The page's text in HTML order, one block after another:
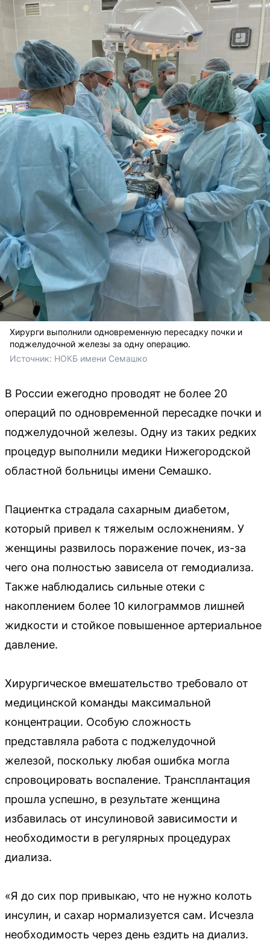
Хирурги выполнили одновременную пересадку почки и
поджелудочной железы за одну операцию.
Источник: НОКБ имени Семашко
В России ежегодно проводят не более 20
операций по одновременной пересадке почки и
поджелудочной железы. Одну из таких редких
процедур выполнили медики Нижегородской
областной больницы имени Семашко.
Пациентка страдала сахарным диабетом,
который привел к тяжелым осложнениям. У
женщины развилось поражение почек, из-за
чего она полностью зависела от гемодиализа.
Также наблюдались сильные отеки с
накоплением более 10 килограммов лишней
жидкости и стойкое повышенное артериальное
давление.
Хирургическое вмешательство требовало от
медицинской команды максимальной
концентрации. Особую сложность
представляла работа с поджелудочной
железой, поскольку любая ошибка могла
спровоцировать воспаление. Трансплантация
прошла успешно, в результате женщина
избавилась от инсулиновой зависимости и
необходимости в регулярных процедурах
диализа.
«Я до сих пор привыкаю, что не нужно колоть
инсулин, и сахар нормализуется сам. Исчезла
необходимость через день ездить на диализ.